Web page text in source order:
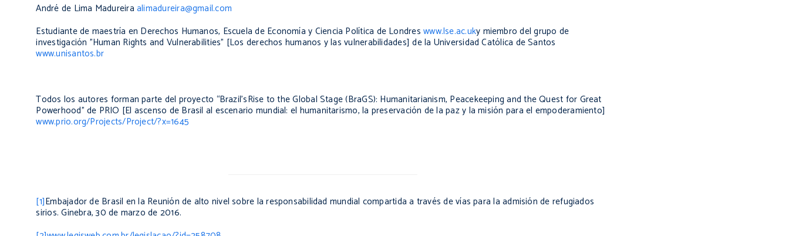
André de Lima Madureira alimadureira@gmail.com
Estudiante de maestría en Derechos Humanos, Escuela de Economía y Ciencia Política de Londreswww.lse.ac.uky miembro del grupo de
investigación "Human Rights and Vulnerabilities" [Los derechos humanos y las vulnerabilidades] de la Universidad Católica de Santos
www.unisantos.br
Todos los autores forman parte del proyecto “Brazil’sRise to the Global Stage (BraGS): Humanitarianism, Peacekeeping and the Quest for Great
Powerhood” de PRIO [El ascenso de Brasil al escenario mundial: el humanitarismo, la preservación de la paz y la misión para el empoderamiento]
www.prio.org/Projects/Project/?x=1645
[1]Embajador de Brasil en la Reunión de alto nivel sobre la responsabilidad mundial compartida a través de vías para la admisión de refugiados
sirios. Ginebra, 30 de marzo de 2016.